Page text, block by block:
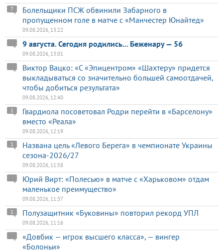
Болельщики ПСЖ обвинили Забарного в
пропущенном голе в матче с «Манчестер Юнайтед»
7
09.08.2026, 13:22
9 августа. Сегодня родились... Беженару — 56
09.08.2026, 13:01
Виктор Вацко: «С «Эпицентром» «Шахтеру» придется
выкладываться со значительно большей самоотдачей,
чтобы добиться результата»
09.08.2026, 12:40
Гвардиола посоветовал Родри перейти в «Барселону»
вместо «Реала»
1
09.08.2026, 12:19
Названа цель «Левого Берега» в чемпионате Украины
сезона-2026/27
1
09.08.2026, 11:58
Юрий Вирт: «Полесью» в матче с «Харьковом» отдам
маленькое преимущество»
09.08.2026, 11:37
Полузащитник «Буковины» повторил рекорд УПЛ
1
09.08.2026, 11:16
«Довбик — игрок высшего класса», — вингер
«Болоньи»